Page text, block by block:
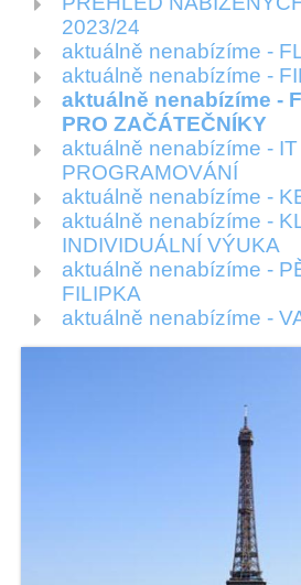
2023/24
aktuálně nenabízíme -
aktuálně nenabízíme -
aktuálně nenabízíme -
PRO ZAČÁTEČNÍKY
aktuálně nenabízíme - IT
PROGRAMOVÁNÍ
aktuálně nenabízíme -
aktuálně nenabízíme -
INDIVIDUÁLNÍ VÝUKA
aktuálně nenabízíme -
FILIPKA
aktuálně nenabízíme -